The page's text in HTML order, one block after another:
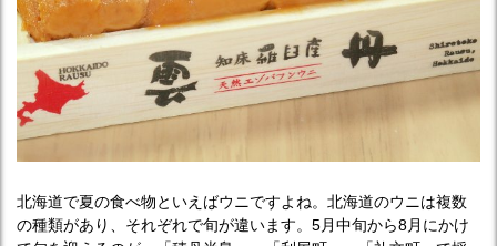
北海道で夏の食べ物といえばウニですよね。北海道のウニは複数
の種類があり、それぞれで旬が違います。5月中旬から8月にかけ